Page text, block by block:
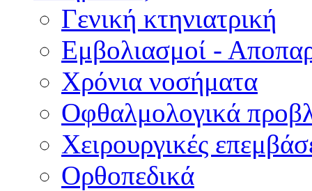
Γενική κτηνιατρική
Εμβολιασμοί -
Χρόνια νοσήματα
Οφθαλμολογικά
Χειρουργικές
Ορθοπεδικά